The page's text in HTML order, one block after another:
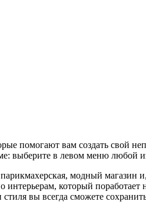
помогают вам создать свой
выберите в левом меню любой
модный магазин
интерьерам, который
вы всегда сможете